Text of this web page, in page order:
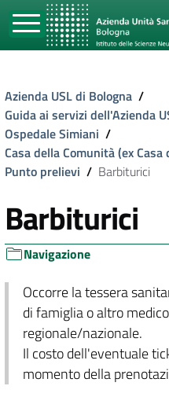
Azienda USL di Bologna /
Guida ai servizi dell'Azienda
Ospedale Simiani /
Casa della Comunità (ex
Punto prelievi / Barbiturici
Barbiturici
Navigazione
Occorre la tessera
di famiglia o altro
regionale/nazionale.
Il costo dell'eventuale
momento della